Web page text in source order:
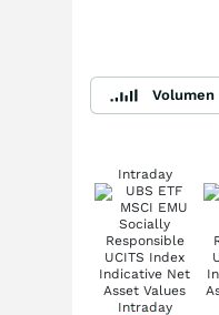
Volumen
Intraday